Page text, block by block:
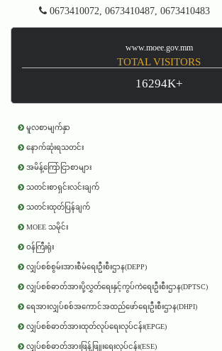
0673410072, 0673410487, 0673410483
www.moee.gov.mm
TOTAL VISITORS
16294K+
မူလစာမျက်နှာ
နောက်ဆုံးရသတင်း
အမိန့်ကြော်ငြာစာများ
သတင်းစာရှင်းလင်းချက်
သတင်းထုတ်ပြန်ချက်
MOEE သမိုင်း
ဝန်ကြီးရုံး
လျှပ်စစ်စွမ်းအားစီမံရေးဦးစီးဌာန(DEPP)
လျှပ်စစ်ဓာတ်အားပို့လွှတ်ရေးနှင့်ကွပ်ကဲရေးဦးစီးဌာန(DPTSC)
ရေအားလျှပ်စစ်အကောင်အထည်ဖော်ရေးဦးစီးဌာန(DHPI)
လျှပ်စစ်ဓာတ်အားထုတ်လုပ်ရေးလုပ်ငန်း(EPGE)
လျှပ်စစ်ဓာတ်အားဖြန့်ဖြူးရေးလုပ်ငန်း(ESE)